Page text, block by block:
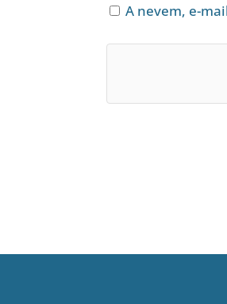
A nevem, e-